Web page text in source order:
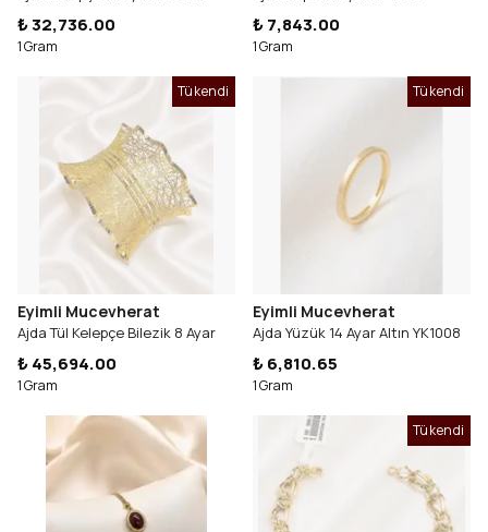
₺ 32,736.00
1 Gram
₺ 7,843.00
1 Gram
Tükendi
Eyimli Mucevherat
Ajda Tül Kelepçe Bilezik 8 Ayar
₺ 45,694.00
1 Gram
Tükendi
Eyimli Mucevherat
Ajda Yüzük 14 Ayar Altın YK1008
₺ 6,810.65
1 Gram
Tükendi